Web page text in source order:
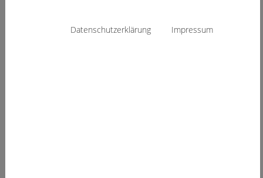
Datenschutzerklärung Impressum